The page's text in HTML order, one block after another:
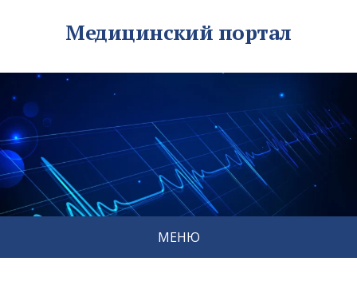
Медицинский портал
МЕНЮ